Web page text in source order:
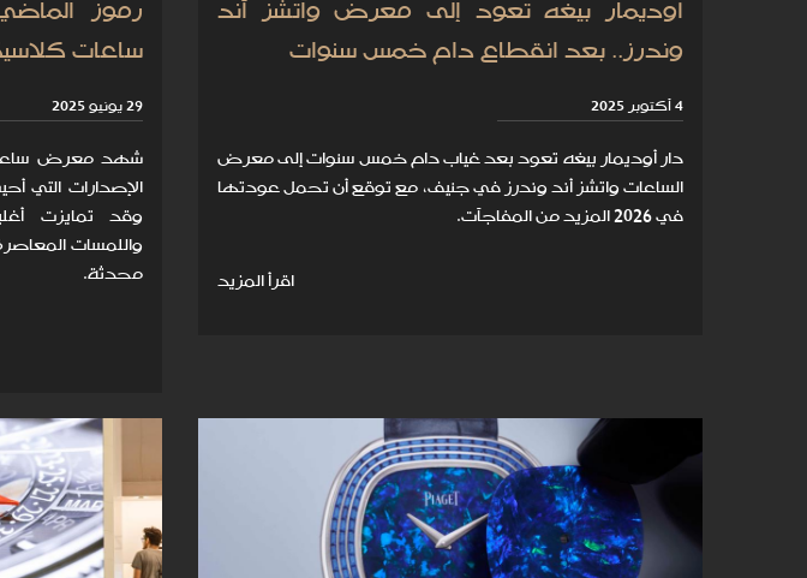
أوديمار بيغه تعود إلى معرض واتشز آند
وندرز.. بعد انقطاع دام خمس سنوات
4 أكتوبر 2025
دار أوديمار بيغه تعود بعد غياب دام خمس سنوات إلى معرض
الساعات واتشز أند وندرز في جنيف، مع توقع أن تحمل عودتها
في 2026 المزيد من المفاجآت.
اقرأ المزيد
ساعات
29 يونيو 2025
الإصدارات التي
وقد تمايزت
محدثة.